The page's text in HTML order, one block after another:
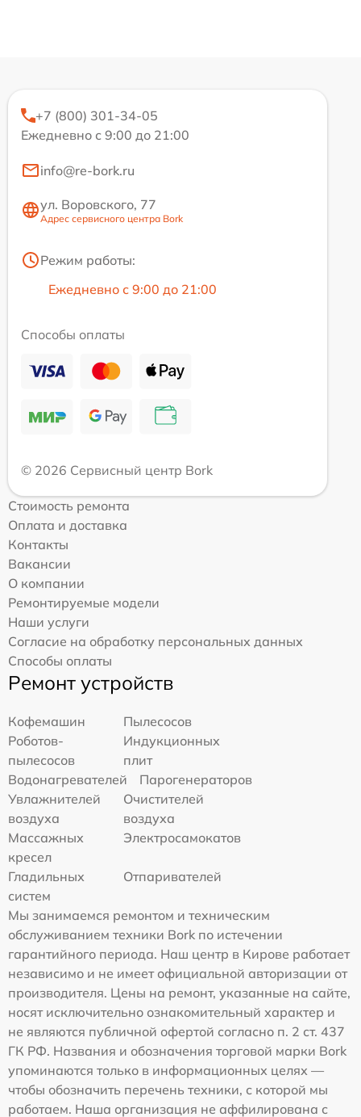
+7 (800) 301-34-05
Ежедневно с 9:00 до 21:00
info@re-bork.ru
ул. Воровского, 77
Адрес сервисного центра Bork
Режим работы:
Ежедневно с 9:00 до 21:00
Способы оплаты
© 2026 Сервисный центр Bork
Стоимость ремонта
Оплата и доставка
Контакты
Вакансии
О компании
Ремонтируемые модели
Наши услуги
Согласие на обработку персональных данных
Способы оплаты
Ремонт устройств
Кофемашин
Пылесосов
Роботов-
пылесосов
Индукционных
плит
Водонагревателей
Парогенераторов
Увлажнителей
воздуха
Очистителей
воздуха
Массажных
кресел
Электросамокатов
Гладильных
систем
Отпаривателей
Мы занимаемся ремонтом и техническим
обслуживанием техники Bork по истечении
гарантийного периода. Наш центр в Кирове работает
независимо и не имеет официальной авторизации от
производителя. Цены на ремонт, указанные на сайте,
носят исключительно ознакомительный характер и
не являются публичной офертой согласно п. 2 ст. 437
ГК РФ. Названия и обозначения торговой марки Bork
упоминаются только в информационных целях —
чтобы обозначить перечень техники, с которой мы
работаем. Наша организация не аффилирована с